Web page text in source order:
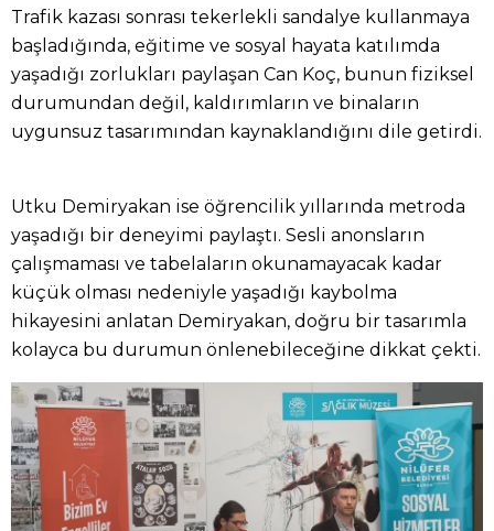
Trafik kazası sonrası tekerlekli sandalye kullanmaya
başladığında, eğitime ve sosyal hayata katılımda
yaşadığı zorlukları paylaşan Can Koç, bunun fiziksel
durumundan değil, kaldırımların ve binaların
uygunsuz tasarımından kaynaklandığını dile getirdi.
Utku Demiryakan ise öğrencilik yıllarında metroda
yaşadığı bir deneyimi paylaştı. Sesli anonsların
çalışmaması ve tabelaların okunamayacak kadar
küçük olması nedeniyle yaşadığı kaybolma
hikayesini anlatan Demiryakan, doğru bir tasarımla
kolayca bu durumun önlenebileceğine dikkat çekti.